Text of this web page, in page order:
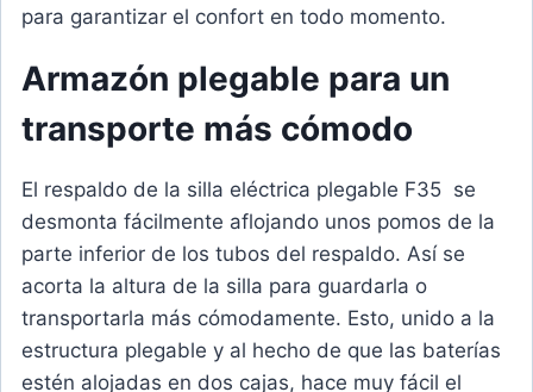
para garantizar el confort en todo momento.
Armazón plegable para un
transporte más cómodo
El respaldo de la silla eléctrica plegable F35 se
desmonta fácilmente aflojando unos pomos de la
parte inferior de los tubos del respaldo. Así se
acorta la altura de la silla para guardarla o
transportarla más cómodamente. Esto, unido a la
estructura plegable y al hecho de que las baterías
estén alojadas en dos cajas, hace muy fácil el